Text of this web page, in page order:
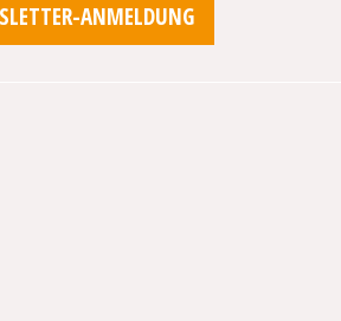
ANMELDUNG